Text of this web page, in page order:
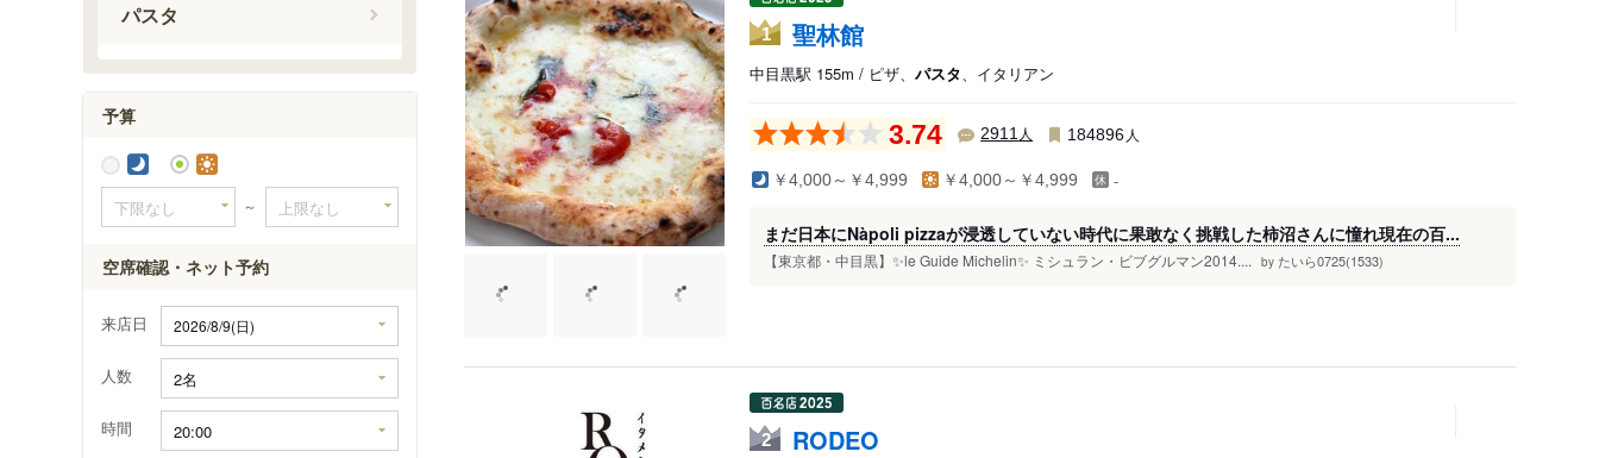
パスタ
予算
～
空席確認・ネット予約
来店日
人数
時間
1 聖林館
中目黒駅 155m / ピザ、 パスタ 、イタリアン
3.74 2911人 184896 人
￥4,000～￥4,999 ￥4,000～￥4,999 -
まだ日本にNàpoli pizzaが浸透していない時代に果敢なく挑戦した柿沼さんに憧れ現在の百...
【東京都・中目黒】✨le Guide Michelin✨ ミシュラン・ビブグルマン2014.... by たいら0725(1533)
2 RODEO